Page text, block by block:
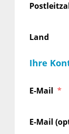
Land
Ihre
E-Mail
E-Mail